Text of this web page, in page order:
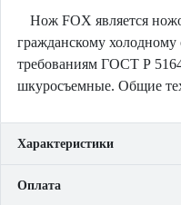
Нож FOX является
гражданскому
требованиям ГОСТ Р
шкуросъемные. Общие
Характеристики
Оплата